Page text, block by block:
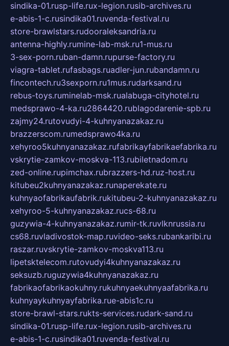
sindika-01.rusp-life.rux-legion.rusib-archives.ru
e-abis-1-c.rusindika01.ruvenda-festival.ru
store-brawlstars.rudooraleksandria.ru
antenna-highly.rumine-lab-msk.ru1-mus.ru
3-sex-porn.ruban-damn.rupurse-factory.ru
viagra-tablet.rufasbags.ruadler-jun.rubandamn.ru
fincontech.ru3sexporn.ru1mus.rudarksand.ru
rebus-toys.ruminelab-msk.rualabuga-cityhotel.ru
medsprawo-4-ka.ru2864420.rublagodarenie-spb.ru
zajmy24.rutovudyi-4-kuhnyanazakaz.ru
brazzerscom.rumedsprawo4ka.ru
xehyroo5kuhnyanazakaz.rufabrikayfabrikaefabrika.ru
vskrytie-zamkov-moskva-113.rubiletnadom.ru
zed-online.rupimchax.rubrazzers-hd.ruz-host.ru
kitubeu2kuhnyanazakaz.runaperekate.ru
kuhnyaofabrikaufabrik.rukitubeu-2-kuhnyanazakaz.ru
xehyroo-5-kuhnyanazakaz.rucs-68.ru
guzywia-4-kuhnyanazakaz.rumir-tk.ruvlknrussia.ru
cs68.ruvladivostok-map.ruvideo-seks.rubankaribi.ru
raszar.ruvskrytie-zamkov-moskva113.ru
lipetsktelecom.rutovudyi4kuhnyanazakaz.ru
seksuzb.ruguzywia4kuhnyanazakaz.ru
fabrikaofabrikaokuhny.rukuhnyaekuhnyaafabrika.ru
kuhnyaykuhnyayfabrika.rue-abis1c.ru
store-brawl-stars.rukts-services.rudark-sand.ru
sindika-01.rusp-life.rux-legion.rusib-archives.ru
e-abis-1-c.rusindika01.ruvenda-festival.ru